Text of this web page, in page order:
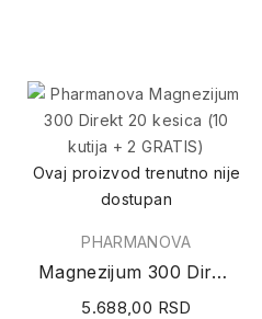
Ovaj proizvod trenutno nije
dostupan
PHARMANOVA
Magnezijum 300 Direkt 20 kesica (10 kutija + 2...
5.688,00 RSD